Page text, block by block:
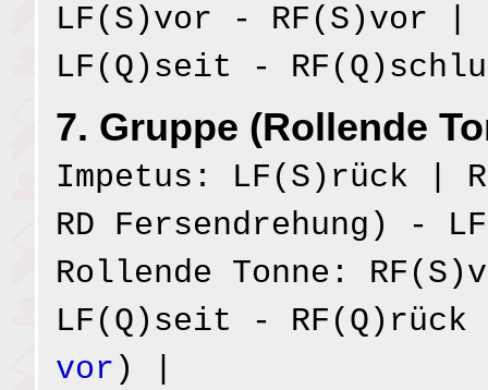
LF(S)vor - RF(S)vor |
LF(Q)seit -
7. Gruppe (Rollende
Impetus: LF(S)rück |
RD Fersendrehung) -
Rollende Tonne:
LF(Q)seit - RF(Q)rück
vor ) |